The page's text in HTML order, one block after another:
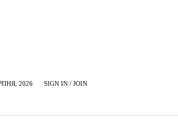
2026 SIGN IN / JOIN